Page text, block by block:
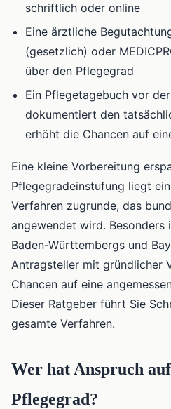
schriftlich oder online
Eine ärztliche
(gesetzlich) oder
über den Pflegegrad
Ein Pflegetagebuch vor
dokumentiert den
erhöht die Chancen auf
Eine kleine Vorbereitung
Pflegegradeinstufung liegt
Verfahren zugrunde, das
angewendet wird. Besonders
Baden-Württembergs und
Antragsteller mit gründlicher
Chancen auf eine
Dieser Ratgeber führt Sie
gesamte Verfahren.
Wer hat Anspruch
Pflegegrad?